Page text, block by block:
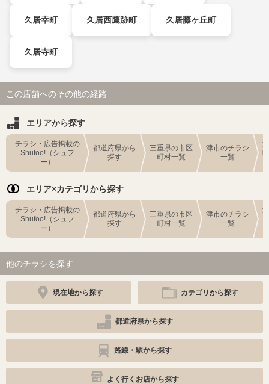
久居幸町 久居西鷹跡町 久居藤ヶ丘町
久居寺町
この店舗へのその他の経路
エリアから探す
チラシ・広告掲載の
Shufoo!（シュフ
ー）
都道府県から
探す
三重県の市区
町村一覧
津市のチラシ
一覧
エリア×カテゴリから探す
チラシ・広告掲載の
Shufoo!（シュフ
ー）
都道府県から
探す
三重県の市区
町村一覧
津市のチラシ
一覧
他のチラシを探す
現在地から探す カテゴリから探す
都道府県から探す
路線・駅から探す
よく行くお店から探す